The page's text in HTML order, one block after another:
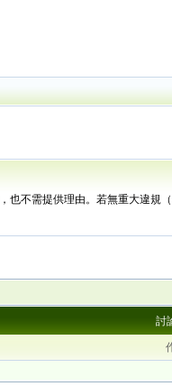
不需提供理由。若無重大違規
討